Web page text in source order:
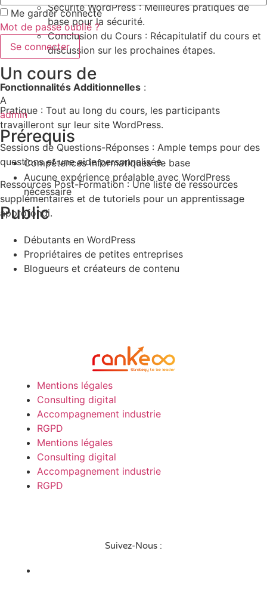
Sécurité WordPress : Meilleures pratiques de
base pour la sécurité.
Conclusion du Cours : Récapitulatif du cours et
discussion sur les prochaines étapes.
Fonctionnalités Additionnelles :
Pratique : Tout au long du cours, les participants
travailleront sur leur site WordPress.
Sessions de Questions-Réponses : Ample temps pour des
questions et une aide personnalisée.
Ressources Post-Formation : Une liste de ressources
supplémentaires et de tutoriels pour un apprentissage
approfondi.
Me garder connecté
Mot de passe oublié ?
Se connecter
Un cours de
A
admin
Prérequis
Compétences informatiques de base
Aucune expérience préalable avec WordPress
nécessaire
Public
Débutants en WordPress
Propriétaires de petites entreprises
Blogueurs et créateurs de contenu
Mentions légales
Consulting digital
Accompagnement industrie
RGPD
Mentions légales
Consulting digital
Accompagnement industrie
RGPD
Suivez-Nous :